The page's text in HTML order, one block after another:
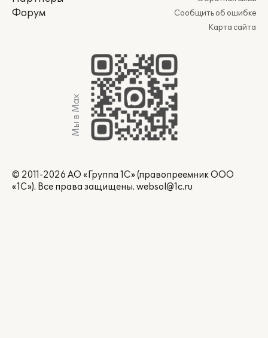
Форум
Сообщить об ошибке
Карта сайта
Мы в Max
© 2011-2026 АО «Группа 1С» (правопреемник ООО
«1С»). Все права защищены. websol@1c.ru